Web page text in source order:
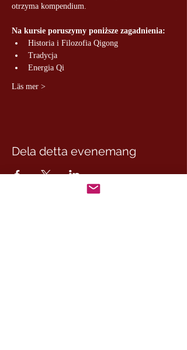
otrzyma kompendium.
Na kursie poruszymy poniższe zagadnienia:
Historia i Filozofia Qigong
Tradycja
Energia Qi
Läs mer >
Dela detta evenemang